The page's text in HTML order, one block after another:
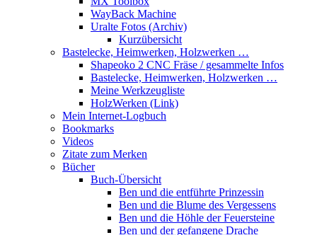
WayBack Machine
Uralte Fotos (Archiv)
Kurzübersicht
Bastelecke, Heimwerken, Holzwerken …
Shapeoko 2 CNC Fräse / gesammelte Infos
Bastelecke, Heimwerken, Holzwerken …
Meine Werkzeugliste
HolzWerken (Link)
Mein Internet-Logbuch
Bookmarks
Videos
Zitate zum Merken
Bücher
Buch-Übersicht
Ben und die entführte Prinzessin
Ben und die Blume des Vergessens
Ben und die Höhle der Feuersteine
Ben und der gefangene Drache